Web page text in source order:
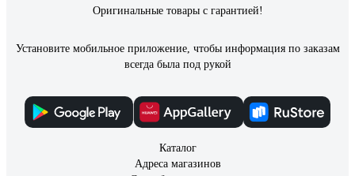
Оригинальные товары с гарантией!
Установите мобильное приложение, чтобы информация по заказам
всегда была под рукой
Каталог
Адреса магазинов